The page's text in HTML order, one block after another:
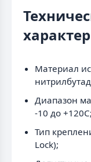
Материал
Диапазон
-10 до +120C;
Тип
Lock);